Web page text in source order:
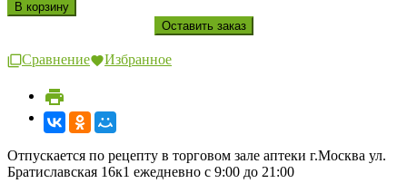
Сравнение Избранное
Отпускается по рецепту в торговом зале аптеки г.Москва ул.
Братиславская 16к1 ежедневно с 9:00 до 21:00